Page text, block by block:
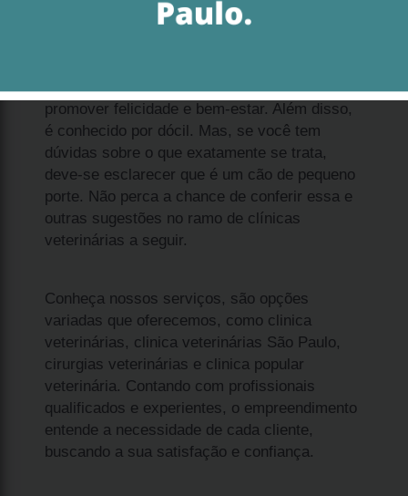
promover felicidade e bem-estar. Além disso,
é conhecido por dócil. Mas, se você tem
dúvidas sobre o que exatamente se trata,
deve-se esclarecer que é um cão de pequeno
porte. Não perca a chance de conferir essa e
outras sugestões no ramo de clínicas
veterinárias a seguir.
Conheça nossos serviços, são opções
variadas que oferecemos, como clinica
veterinárias, clinica veterinárias São Paulo,
cirurgias veterinárias e clinica popular
veterinária. Contando com profissionais
qualificados e experientes, o empreendimento
entende a necessidade de cada cliente,
buscando a sua satisfação e confiança.